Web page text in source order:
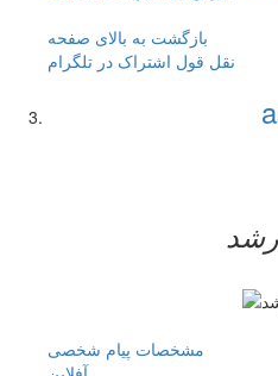
بازگشت به بالای صفحه
نقل قول اشتراک در تلگرام
مشخصات پیام شخصی